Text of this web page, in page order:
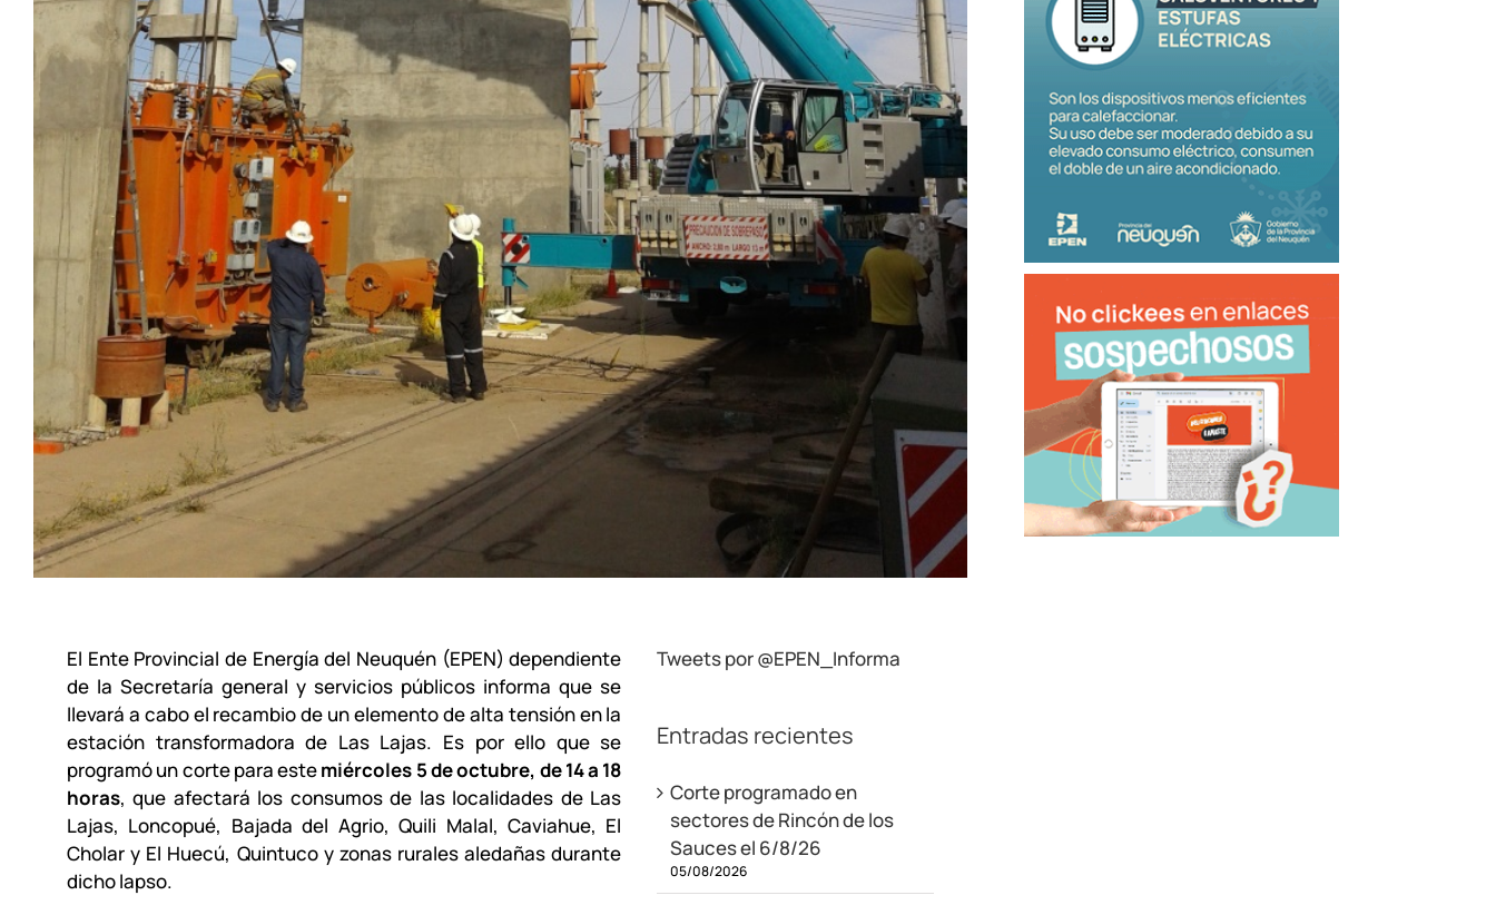
El Ente Provincial de Energía del Neuquén (EPEN) dependiente
de la Secretaría general y servicios públicos informa que se
llevará a cabo el recambio de un elemento de alta tensión en la
estación transformadora de Las Lajas. Es por ello que se
programó un corte para estemiércoles 5 de octubre, de 14 a 18
horas, que afectará los consumos de las localidades de Las
Lajas, Loncopué, Bajada del Agrio, Quili Malal, Caviahue, El
Cholar y El Huecú, Quintuco y zonas rurales aledañas durante
dicho lapso.
Tweets por @EPEN_Informa
Entradas recientes
Corte programado en
sectores de Rincón de los
Sauces el 6/8/26
05/08/2026